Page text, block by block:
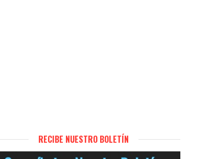
RECIBE NUESTRO BOLETÍN